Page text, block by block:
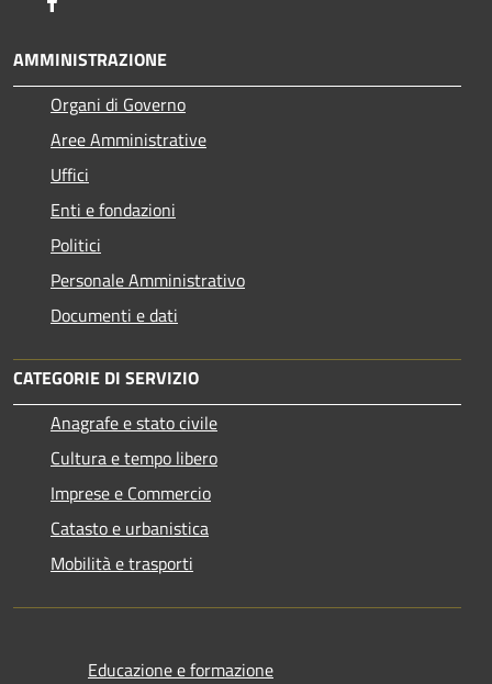
AMMINISTRAZIONE
Organi di Governo
Aree Amministrative
Uffici
Enti e fondazioni
Politici
Personale Amministrativo
Documenti e dati
CATEGORIE DI SERVIZIO
Anagrafe e stato civile
Cultura e tempo libero
Imprese e Commercio
Catasto e urbanistica
Mobilità e trasporti
Educazione e formazione